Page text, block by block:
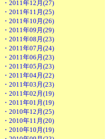
・2011年12月(27)
・2011年11月(25)
・2011年10月(26)
・2011年09月(29)
・2011年08月(23)
・2011年07月(24)
・2011年06月(23)
・2011年05月(23)
・2011年04月(22)
・2011年03月(23)
・2011年02月(19)
・2011年01月(19)
・2010年12月(25)
・2010年11月(20)
・2010年10月(19)